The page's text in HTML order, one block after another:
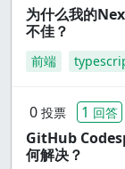
为什么我的
不佳？
前端
0 投票 1 回答
GitHub
何解决？